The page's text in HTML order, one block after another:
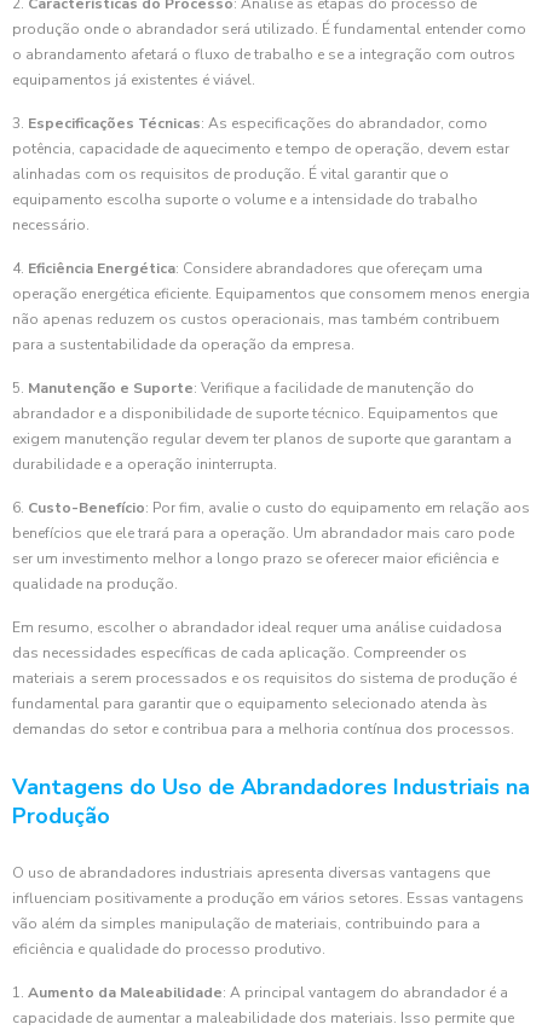
produção onde o abrandador será utilizado. É fundamental entender como
o abrandamento afetará o fluxo de trabalho e se a integração com outros
equipamentos já existentes é viável.
3. Especificações Técnicas: As especificações do abrandador, como
potência, capacidade de aquecimento e tempo de operação, devem estar
alinhadas com os requisitos de produção. É vital garantir que o
equipamento escolha suporte o volume e a intensidade do trabalho
necessário.
4. Eficiência Energética: Considere abrandadores que ofereçam uma
operação energética eficiente. Equipamentos que consomem menos energia
não apenas reduzem os custos operacionais, mas também contribuem
para a sustentabilidade da operação da empresa.
5. Manutenção e Suporte: Verifique a facilidade de manutenção do
abrandador e a disponibilidade de suporte técnico. Equipamentos que
exigem manutenção regular devem ter planos de suporte que garantam a
durabilidade e a operação ininterrupta.
6. Custo-Benefício: Por fim, avalie o custo do equipamento em relação aos
benefícios que ele trará para a operação. Um abrandador mais caro pode
ser um investimento melhor a longo prazo se oferecer maior eficiência e
qualidade na produção.
Em resumo, escolher o abrandador ideal requer uma análise cuidadosa
das necessidades específicas de cada aplicação. Compreender os
materiais a serem processados e os requisitos do sistema de produção é
fundamental para garantir que o equipamento selecionado atenda às
demandas do setor e contribua para a melhoria contínua dos processos.
Vantagens do Uso de Abrandadores Industriais na
Produção
O uso de abrandadores industriais apresenta diversas vantagens que
influenciam positivamente a produção em vários setores. Essas vantagens
vão além da simples manipulação de materiais, contribuindo para a
eficiência e qualidade do processo produtivo.
1. Aumento da Maleabilidade: A principal vantagem do abrandador é a
capacidade de aumentar a maleabilidade dos materiais. Isso permite que